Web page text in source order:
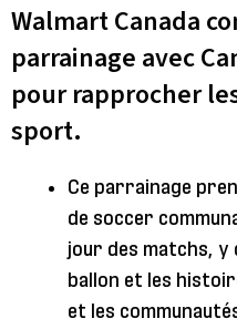
Walmart Canada
parrainage avec
pour rapprocher
sport.
Ce parrainage
de soccer
jour des matchs, y
ballon et les
et les